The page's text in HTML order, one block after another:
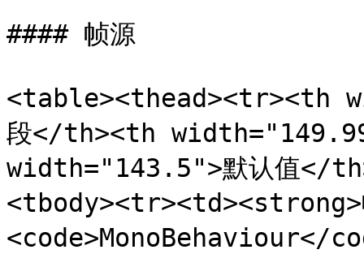
#### 帧源
<table><thead><tr><th
段</th><th
width="143.5">默认值</
<code>MonoBehaviour</